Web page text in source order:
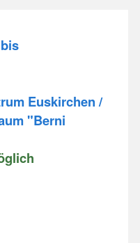
Euskirchen /
"Berni